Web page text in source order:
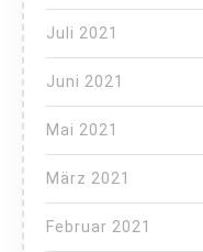
Juli 2021
Juni 2021
Mai 2021
März 2021
Februar 2021